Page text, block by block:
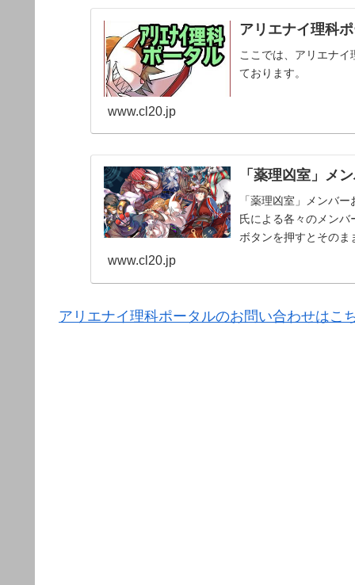
アリエナイ理科
ここでは、アリエナ
ております。
www.cl20.jp
「薬理凶室」メ
「薬理凶室」メンバ
氏による各々のメン
ボタンを押すとそのま
www.cl20.jp
アリエナイ理科ポータルのお問い合わせはこ